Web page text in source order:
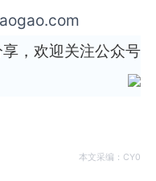
，欢迎关注公众号
本文采编：CY0